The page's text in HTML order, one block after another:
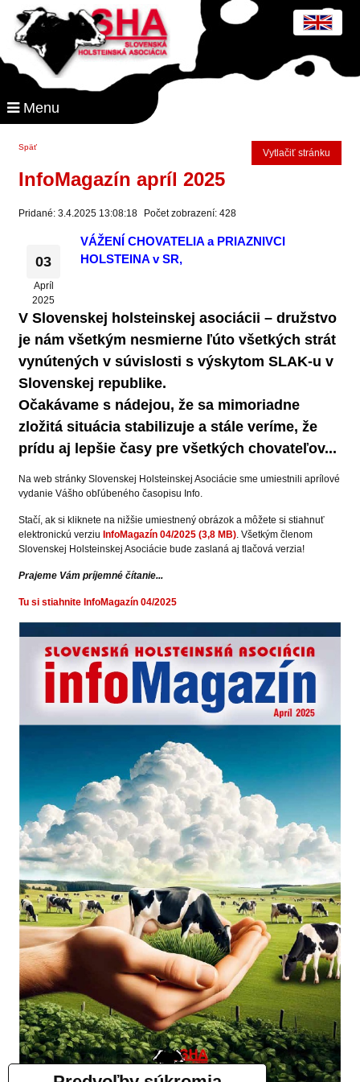
Menu
Späť
Vytlačiť stránku
InfoMagazín apríl 2025
Pridané: 3.4.2025 13:08:18 Počet zobrazení: 428
03
Apríl
2025
VÁŽENÍ CHOVATELIA a PRIAZNIVCI
HOLSTEINA v SR,
V Slovenskej holsteinskej asociácii – družstvo
je nám všetkým nesmierne ľúto všetkých strát
vynútených v súvislosti s výskytom SLAK-u v
Slovenskej republike.
Očakávame s nádejou, že sa mimoriadne
zložitá situácia stabilizuje a stále veríme, že
prídu aj lepšie časy pre všetkých chovateľov...
Na web stránky Slovenskej Holsteinskej Asociácie sme umiestnili aprílové
vydanie Vášho obľúbeného časopisu Info.
Stačí, ak si kliknete na nižšie umiestnený obrázok a môžete si stiahnuť
elektronickú verziu InfoMagazín 04/2025 (3,8 MB). Všetkým členom
Slovenskej Holsteinskej Asociácie bude zaslaná aj tlačová verzia!
Prajeme Vám príjemné čítanie...
Tu si stiahnite InfoMagazín 04/2025